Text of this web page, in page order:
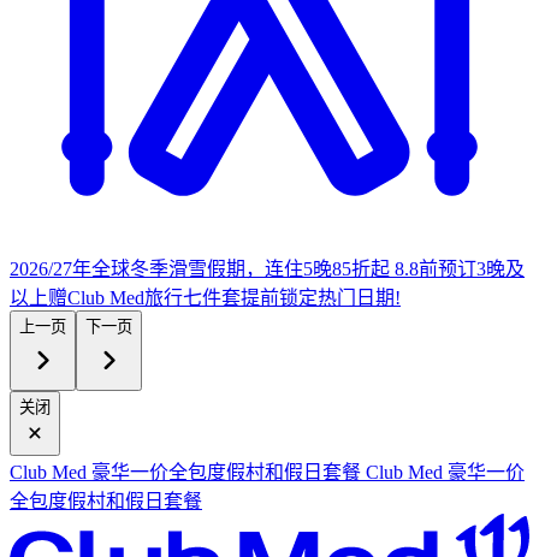
2026/27年全球冬季滑雪假期，连住5晚85折起 8.8前预订3晚及
以上赠Club Med旅行七件套提前锁定热门日期!
上一页 下一页
关闭
Club Med 豪华一价全包度假村和假日套餐 Club Med 豪华一价
全包度假村和假日套餐